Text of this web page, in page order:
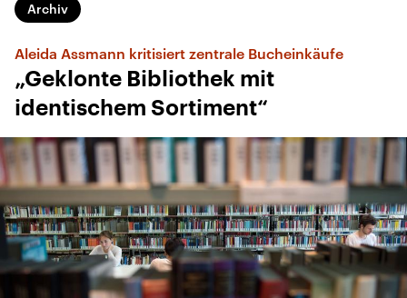
Archiv
Aleida Assmann kritisiert zentrale Bucheinkäufe
„Geklonte Bibliothek mit
identischem Sortiment“